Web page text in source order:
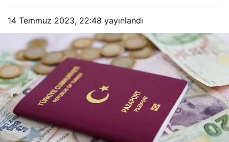
14 Temmuz 2023, 22:48 yayınlandı